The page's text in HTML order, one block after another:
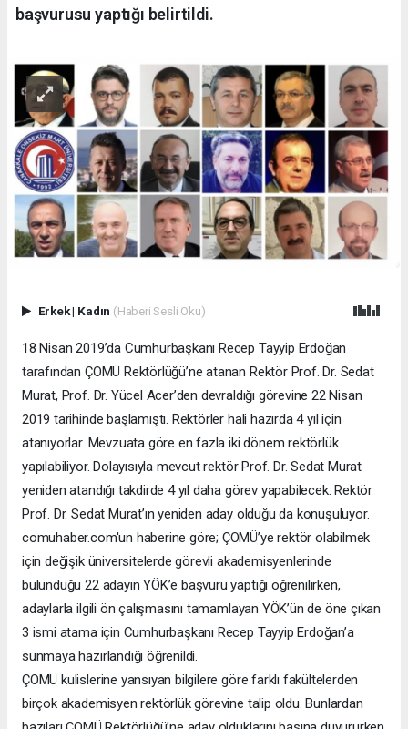
başvurusu yaptığı belirtildi.
Erkek| Kadın (Haberi Sesli Oku)
18 Nisan 2019’da Cumhurbaşkanı Recep Tayyip Erdoğan
tarafından ÇOMÜ Rektörlüğü’ne atanan Rektör Prof. Dr. Sedat
Murat, Prof. Dr. Yücel Acer’den devraldığı görevine 22 Nisan
2019 tarihinde başlamıştı. Rektörler hali hazırda 4 yıl için
atanıyorlar. Mevzuata göre en fazla iki dönem rektörlük
yapılabiliyor. Dolayısıyla mevcut rektör Prof. Dr. Sedat Murat
yeniden atandığı takdirde 4 yıl daha görev yapabilecek. Rektör
Prof. Dr. Sedat Murat’ın yeniden aday olduğu da konuşuluyor.
comuhaber.com'un haberine göre; ÇOMÜ’ye rektör olabilmek
için değişik üniversitelerde görevli akademisyenlerinde
bulunduğu 22 adayın YÖK’e başvuru yaptığı öğrenilirken,
adaylarla ilgili ön çalışmasını tamamlayan YÖK’ün de öne çıkan
3 ismi atama için Cumhurbaşkanı Recep Tayyip Erdoğan’a
sunmaya hazırlandığı öğrenildi.
ÇOMÜ kulislerine yansıyan bilgilere göre farklı fakültelerden
birçok akademisyen rektörlük görevine talip oldu. Bunlardan